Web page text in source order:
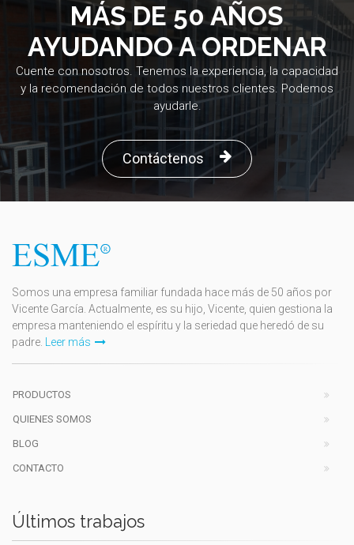
MÁS DE 50 AÑOS
AYUDANDO A ORDENAR
Cuente con nosotros. Tenemos la experiencia, la capacidad
y la recomendación de todos nuestros clientes. Podemos
ayudarle.
Contáctenos
Somos una empresa familiar fundada hace más de 50 años por
Vicente García. Actualmente, es su hijo, Vicente, quien gestiona la
empresa manteniendo el espíritu y la seriedad que heredó de su
padre. Leer más
PRODUCTOS
QUIENES SOMOS
BLOG
CONTACTO
Últimos trabajos